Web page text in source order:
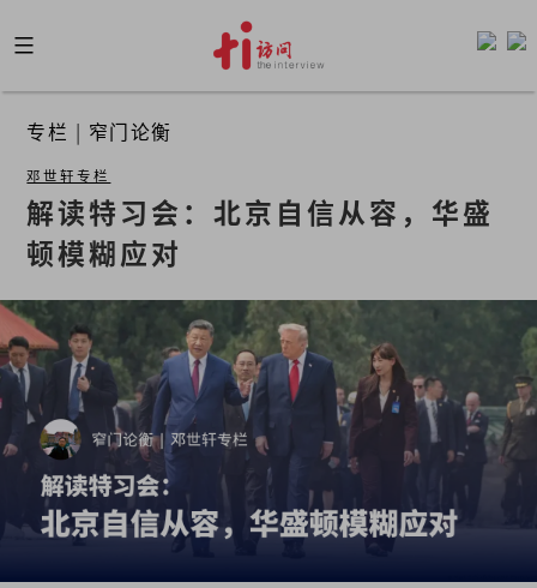
to
content
专栏 | 窄门论衡
邓世轩专栏
解读特习会：北京自信从容，华盛
顿模糊应对